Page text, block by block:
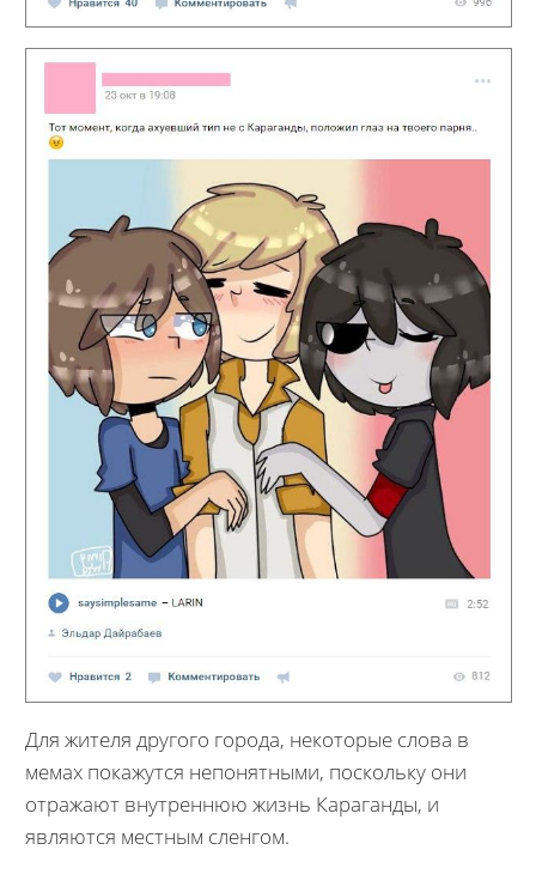
Для жителя другого города, некоторые слова в
мемах покажутся непонятными, поскольку они
отражают внутреннюю жизнь Караганды, и
являются местным сленгом.